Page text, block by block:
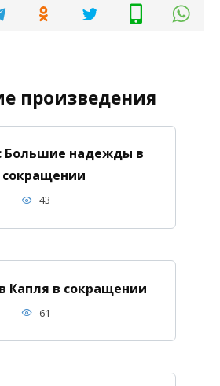
произведения
Большие надежды в
сокращении
43
Капля в сокращении
61